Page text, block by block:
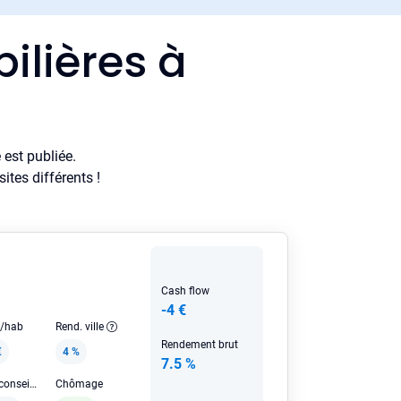
à
publiée.
différents !
hab
Rend. ville
4 %
Loyer HC conseillé Chômage
Cash flow
-4 €
Rendement brut
7.5 %